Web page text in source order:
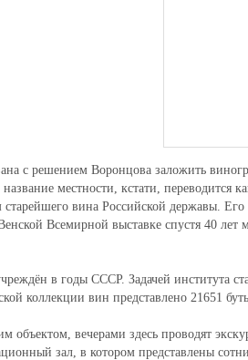
с решением Воронцова заложить
местности, кстати,
вина Российской державы.
Всемирной выставке спустя 40 лет
в годы СССР. Задачей института
коллекции вин представлено 21651
объектом, вечерами здесь проводят
зал, в котором представлены